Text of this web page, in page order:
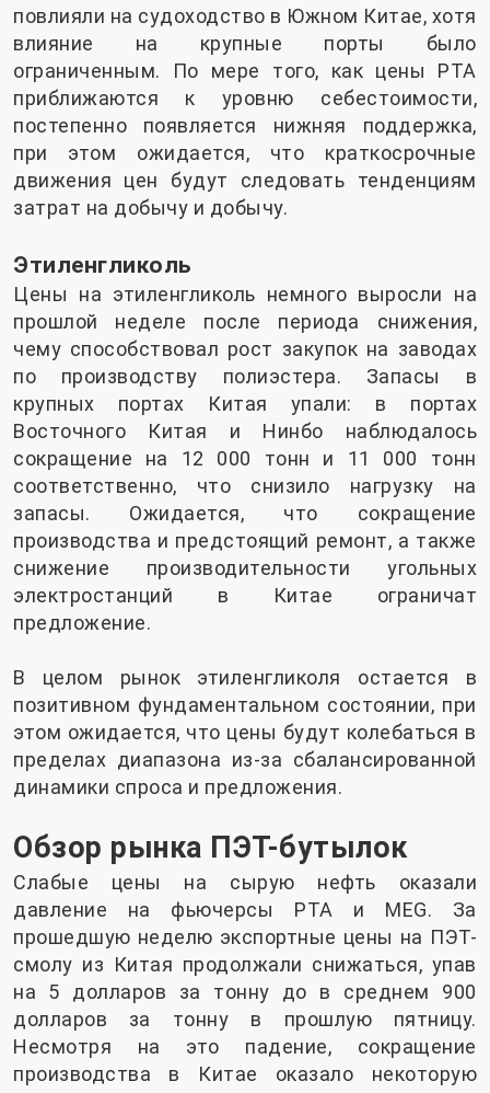
повлияли на судоходство в Южном Китае, хотя
влияние на крупные порты было
ограниченным. По мере того, как цены PTA
приближаются к уровню себестоимости,
постепенно появляется нижняя поддержка,
при этом ожидается, что краткосрочные
движения цен будут следовать тенденциям
затрат на добычу и добычу.
Этиленгликоль
Цены на этиленгликоль немного выросли на
прошлой неделе после периода снижения,
чему способствовал рост закупок на заводах
по производству полиэстера. Запасы в
крупных портах Китая упали: в портах
Восточного Китая и Нинбо наблюдалось
сокращение на 12 000 тонн и 11 000 тонн
соответственно, что снизило нагрузку на
запасы. Ожидается, что сокращение
производства и предстоящий ремонт, а также
снижение производительности угольных
электростанций в Китае ограничат
предложение.
В целом рынок этиленгликоля остается в
позитивном фундаментальном состоянии, при
этом ожидается, что цены будут колебаться в
пределах диапазона из-за сбалансированной
динамики спроса и предложения.
Обзор рынка ПЭТ-бутылок
Слабые цены на сырую нефть оказали
давление на фьючерсы PTA и MEG. За
прошедшую неделю экспортные цены на ПЭТ-
смолу из Китая продолжали снижаться, упав
на 5 долларов за тонну до в среднем 900
долларов за тонну в прошлую пятницу.
Несмотря на это падение, сокращение
производства в Китае оказало некоторую